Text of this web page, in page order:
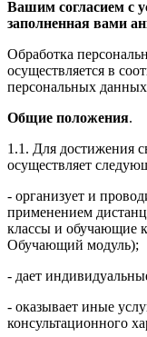
Вашим согласием с
заполненная вами
Обработка
осуществляется в
персональных
Общие положения.
1.1. Для достижения
осуществляет
- организует и
применением
классы и обучающие
Обучающий модуль);
- дает
- оказывает иные
консультационного